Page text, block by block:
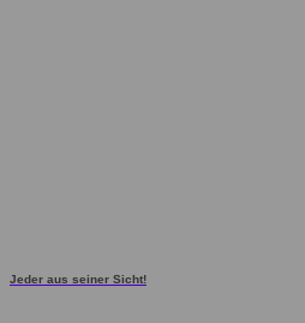
Jeder aus seiner Sicht!